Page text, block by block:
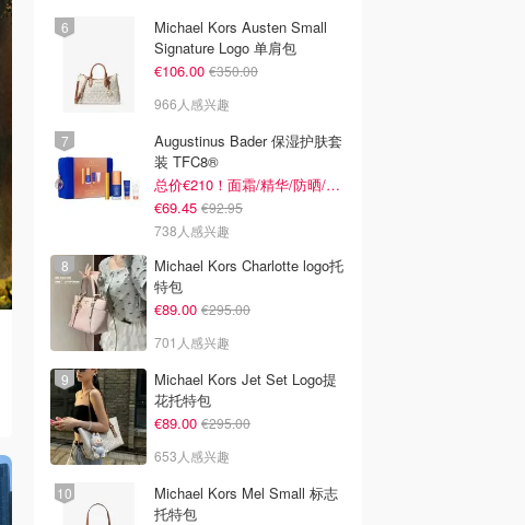
Michael Kors Austen Small
Signature Logo 单肩包
€106.00 €350.00
966人感兴趣
Augustinus Bader 保湿护肤套
装 TFC8®
总价€210！面霜/精华/防晒/面膜
€69.45 €92.95
738人感兴趣
Michael Kors Charlotte logo托
特包
€89.00 €295.00
701人感兴趣
Michael Kors Jet Set Logo提
花托特包
€89.00 €295.00
653人感兴趣
Michael Kors Mel Small 标志
托特包